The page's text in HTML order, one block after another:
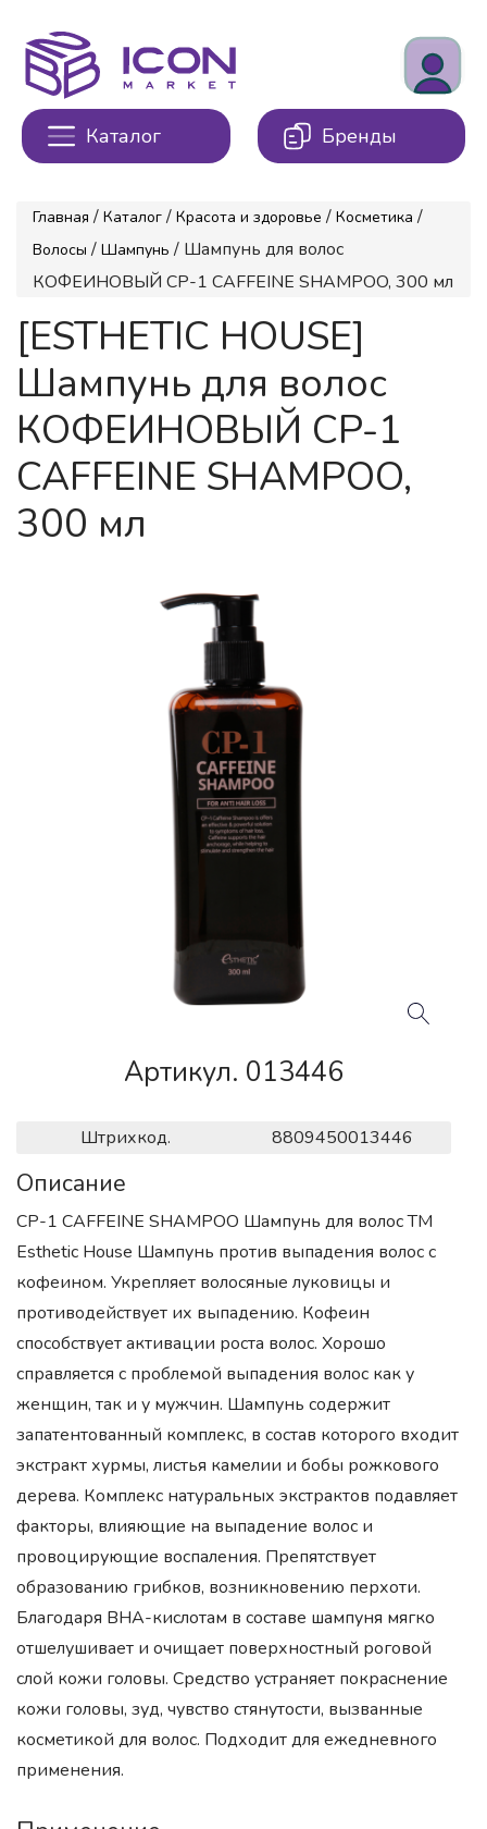
Каталог Бренды
Главная / Каталог / Красота и здоровье / Косметика /
Волосы / Шампунь / Шампунь для волос
КОФЕИНОВЫЙ CP-1 CAFFEINE SHAMPOO, 300 мл
[ESTHETIC HOUSE]
Шампунь для волос
КОФЕИНОВЫЙ CP-1
CAFFEINE SHAMPOO,
300 мл
Артикул. 013446
Штрихкод. 8809450013446
Описание
CP-1 CAFFEINE SHAMPOO Шампунь для волос ТМ
Esthetic House Шампунь против выпадения волос с
кофеином. Укрепляет волосяные луковицы и
противодействует их выпадению. Кофеин
способствует активации роста волос. Хорошо
справляется с проблемой выпадения волос как у
женщин, так и у мужчин. Шампунь содержит
запатентованный комплекс, в состав которого входит
экстракт хурмы, листья камелии и бобы рожкового
дерева. Комплекс натуральных экстрактов подавляет
факторы, влияющие на выпадение волос и
провоцирующие воспаления. Препятствует
образованию грибков, возникновению перхоти.
Благодаря BHA-кислотам в составе шампуня мягко
отшелушивает и очищает поверхностный роговой
слой кожи головы. Средство устраняет покраснение
кожи головы, зуд, чувство стянутости, вызванные
косметикой для волос. Подходит для ежедневного
применения.